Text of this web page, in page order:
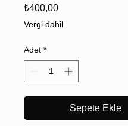
₺400,00Fiyat
Vergi dahil
Adet *
Sepete Ekle